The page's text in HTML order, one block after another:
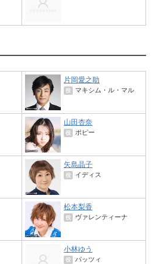
片岡愛之助
役 マキシム・ル・マル
山田杏奈
役 ポピー
矢島晶子
役 イディス
松本梨香
役 ヴァレンティーナ
小林ゆう
役 パッツィ